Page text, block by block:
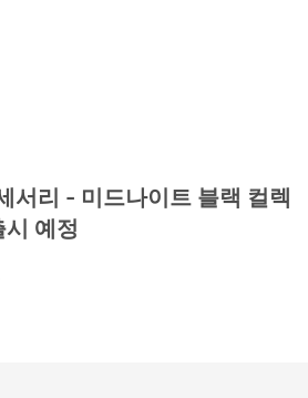
서리 - 미드나이트 블랙 컬렉
예정